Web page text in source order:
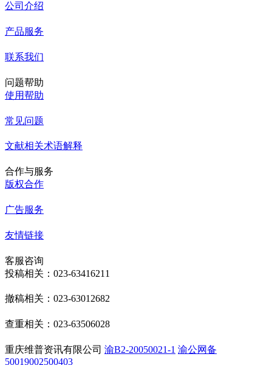
公司介绍
产品服务
联系我们
问题帮助
使用帮助
常见问题
文献相关术语解释
合作与服务
版权合作
广告服务
友情链接
客服咨询
投稿相关：023-63416211
撤稿相关：023-63012682
查重相关：023-63506028
重庆维普资讯有限公司 渝B2-20050021-1 渝公网备
50019002500403